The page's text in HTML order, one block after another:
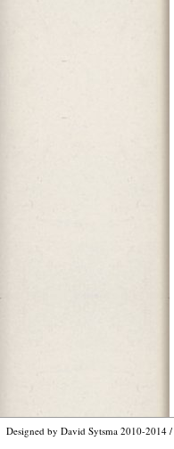
Designed by David Sytsma 2010-2014 /